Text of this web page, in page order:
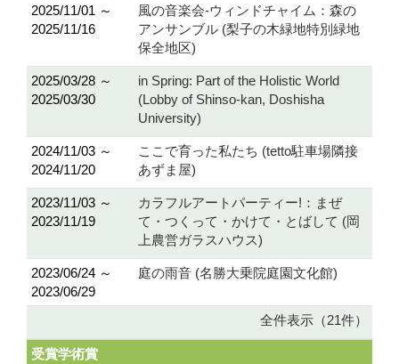
2025/11/01 ～
2025/11/16
風の音楽会-ウィンドチャイム：森の
アンサンブル (梨子の木緑地特別緑地
保全地区)
2025/03/28 ～
2025/03/30
in Spring: Part of the Holistic World
(Lobby of Shinso-kan, Doshisha
University)
2024/11/03 ～
2024/11/20
ここで育った私たち (tetto駐車場隣接
あずま屋)
2023/11/03 ～
2023/11/19
カラフルアートパーティー!：まぜ
て・つくって・かけて・とばして (岡
上農営ガラスハウス)
2023/06/24 ～
2023/06/29
庭の雨音 (名勝大乗院庭園文化館)
全件表示（21件）
受賞学術賞